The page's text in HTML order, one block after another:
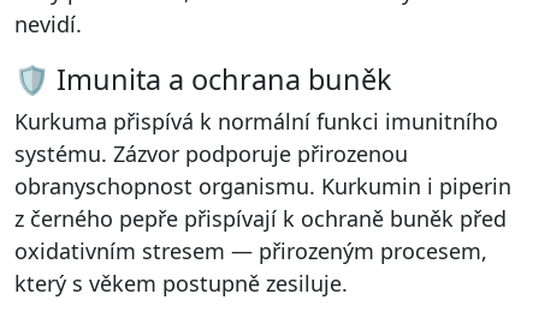
nevidí.
🛡️ Imunita a ochrana buněk
Kurkuma přispívá k normální funkci imunitního
systému. Zázvor podporuje přirozenou
obranyschopnost organismu. Kurkumin i piperin
z černého pepře přispívají k ochraně buněk před
oxidativním stresem — přirozeným procesem,
který s věkem postupně zesiluje.